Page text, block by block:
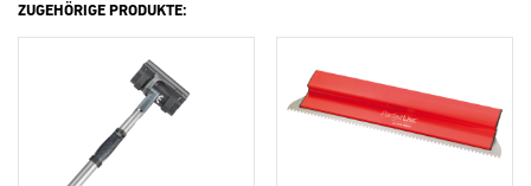
ZUGEHÖRIGE PRODUKTE: